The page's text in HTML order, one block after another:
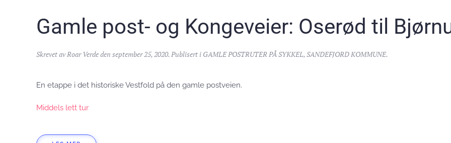
Gamle post- og Kongeveier: Oserød til
Skrevet avRoar Verdeden september 25, 2020. Publisert i GAMLE POSTRUTER PÅ SYKKEL,SANDEFJORD KOMMUNE.
En etappe i det historiske Vestfold på den gamle postveien.
Middels lett tur